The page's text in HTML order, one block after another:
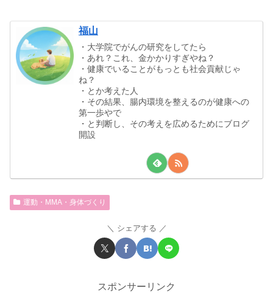
福山
・大学院でがんの研究をしてたら
・あれ？これ、金かかりすぎやね？
・健康でいることがもっとも社会貢献じゃ
ね？
・とか考えた人
・その結果、腸内環境を整えるのが健康への
第一歩やで
・と判断し、その考えを広めるためにブログ
開設
運動・MMA・身体づくり
シェアする
スポンサーリンク